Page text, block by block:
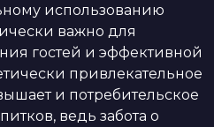
использованию
важно для
гостей и эффективной
привлекательное
и потребительское
ведь забота о